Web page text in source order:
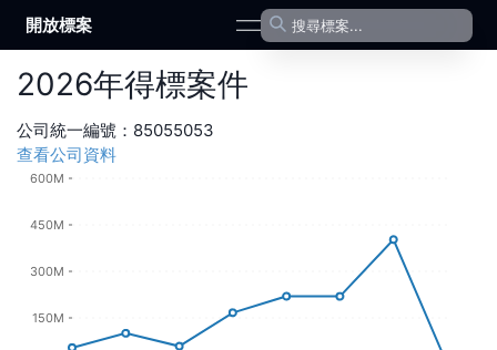
開放標案 open navigation menu
2026年得標案件
公司統一編號： 85055053
查看公司資料
150M
300M
450M
600M